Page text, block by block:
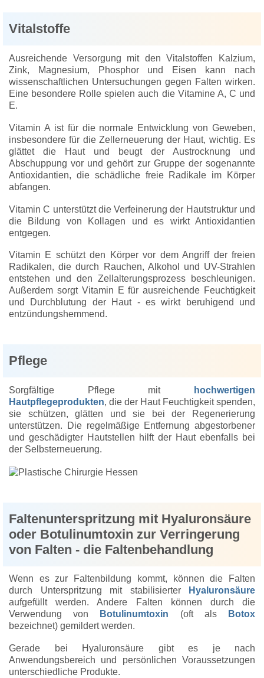
Vitalstoffe
Ausreichende Versorgung mit den Vitalstoffen Kalzium,
Zink, Magnesium, Phosphor und Eisen kann nach
wissenschaftlichen Untersuchungen gegen Falten wirken.
Eine besondere Rolle spielen auch die Vitamine A, C und
E.
Vitamin A ist für die normale Entwicklung von Geweben,
insbesondere für die Zellerneuerung der Haut, wichtig. Es
glättet die Haut und beugt der Austrocknung und
Abschuppung vor und gehört zur Gruppe der sogenannte
Antioxidantien, die schädliche freie Radikale im Körper
abfangen.
Vitamin C unterstützt die Verfeinerung der Hautstruktur und
die Bildung von Kollagen und es wirkt Antioxidantien
entgegen.
Vitamin E schützt den Körper vor dem Angriff der freien
Radikalen, die durch Rauchen, Alkohol und UV-Strahlen
entstehen und den Zellalterungsprozess beschleunigen.
Außerdem sorgt Vitamin E für ausreichende Feuchtigkeit
und Durchblutung der Haut - es wirkt beruhigend und
entzündungshemmend.
Pflege
Sorgfältige Pflege mit
hochwertigen
Hautpflegeprodukten, die der Haut Feuchtigkeit spenden,
sie schützen, glätten und sie bei der Regenerierung
unterstützen. Die regelmäßige Entfernung abgestorbener
und geschädigter Hautstellen hilft der Haut ebenfalls bei
der Selbsterneuerung.
Faltenunterspritzung mit Hyaluronsäure
oder Botulinumtoxin zur Verringerung
von Falten - die Faltenbehandlung
Wenn es zur Faltenbildung kommt, können die Falten
durch Unterspritzung mit stabilisierter
Hyaluronsäure
aufgefüllt werden. Andere Falten können durch die
Verwendung von
Botulinumtoxin (oft als
Botox
bezeichnet) gemildert werden.
Gerade bei Hyaluronsäure gibt es je nach
Anwendungsbereich und persönlichen Voraussetzungen
unterschiedliche Produkte.